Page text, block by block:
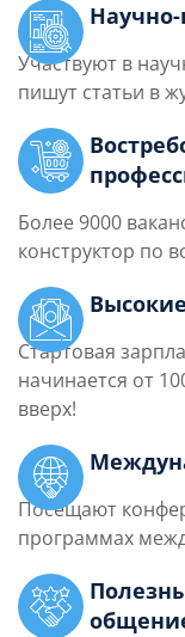
Участвуют в
пишут статьи в
Более 9000
конструктор по
Стартовая
начинается от
вверх!
Посещают
программах